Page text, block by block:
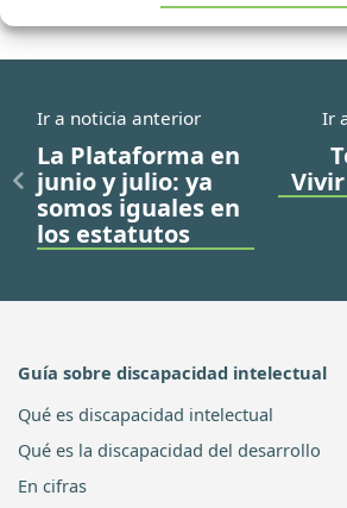
Ir a noticia anterior
La Plataforma en
junio y julio: ya
somos iguales en
los estatutos
Ir
Guía sobre discapacidad intelectual
Qué es discapacidad intelectual
Qué es la discapacidad del desarrollo
En cifras